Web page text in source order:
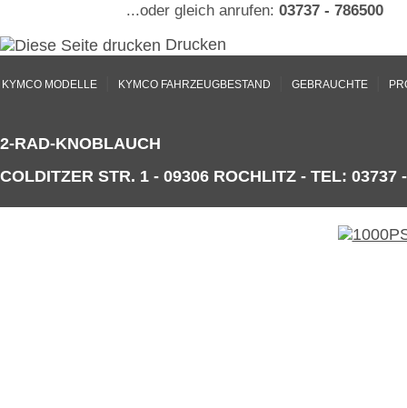
...oder gleich anrufen: 03737 - 786500
Drucken
KYMCO MODELLE KYMCO FAHRZEUGBESTAND GEBRAUCHTE
2-RAD-KNOBLAUCH
COLDITZER STR. 1 - 09306 ROCHLITZ - TEL: 03737